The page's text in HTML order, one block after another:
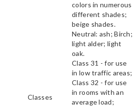
colors in numerous
different shades;
beige shades.
Neutral: ash; Birch;
light alder; light
oak.
Classes
Class 31 - for use
in low traffic areas;
Class 32 - for use
in rooms with an
average load;